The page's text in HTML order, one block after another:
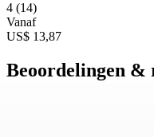
4 (14)
Vanaf
US$ 13,87
Beoordelingen &